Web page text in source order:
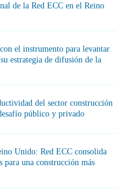
de la Red ECC en el Reino
el instrumento para levantar
estrategia de difusión de la
del sector construcción
público y privado
Unido: Red ECC consolida
para una construcción más